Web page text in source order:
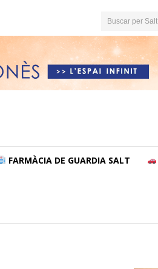
Buscar per Salt
FARMÀCIA DE GUARDIA SALT